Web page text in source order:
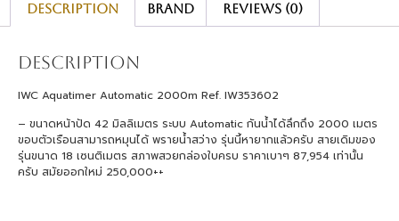
Description Brand Reviews (0)
Description
IWC Aquatimer Automatic 2000m Ref. IW353602
– ขนาดหน้าปัด 42 มิลลิเมตร ระบบ Automatic กันน้ำได้ลึกถึง 2000 เมตร
ขอบตัวเรือนสามารถหมุนได้ พรายน้ำสว่าง รุ่นนี้หายากแล้วครับ สายเดิมของ
รุ่นขนาด 18 เซนติเมตร สภาพสวยกล่องใบครบ ราคาเบาๆ 87,954 เท่านั้น
ครับ สมัยออกใหม่ 250,000++